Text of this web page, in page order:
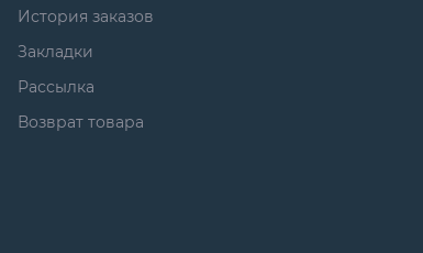
История заказов
Закладки
Рассылка
Возврат товара